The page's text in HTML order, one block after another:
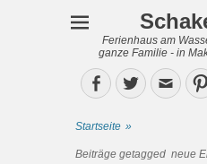
Ferienhaus am
ganze Familie - in
Facebook
Twitter
Startseite »
Beiträge getagged neue